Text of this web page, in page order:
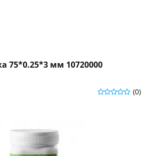
75*0.25*3 мм 10720000
(0)